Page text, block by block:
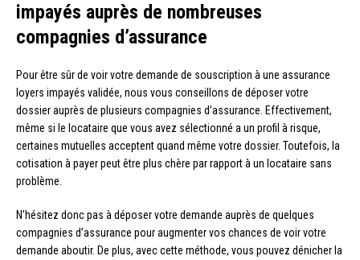
impayés auprès de nombreuses
compagnies d’assurance
Pour être sûr de voir votre demande de souscription à une assurance
loyers impayés validée, nous vous conseillons de déposer votre
dossier auprès de plusieurs compagnies d’assurance. Effectivement,
même si le locataire que vous avez sélectionné a un profil à risque,
certaines mutuelles acceptent quand même votre dossier. Toutefois, la
cotisation à payer peut être plus chère par rapport à un locataire sans
problème.
N’hésitez donc pas à déposer votre demande auprès de quelques
compagnies d’assurance pour augmenter vos chances de voir votre
demande aboutir. De plus, avec cette méthode, vous pouvez dénicher la